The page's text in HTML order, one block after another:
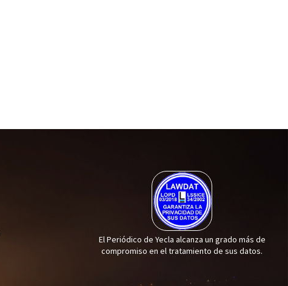
El Periódico de Yecla alcanza un grado más de
compromiso en el tratamiento de sus datos.